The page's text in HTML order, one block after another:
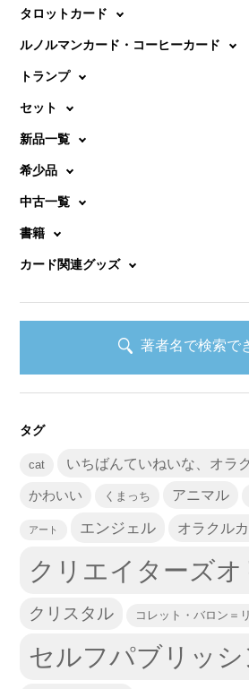
タロットカード
ルノルマンカード・コーヒーカード
トランプ
セット
新品一覧
希少品
中古一覧
書籍
カード関連グッズ
著者名で検索で
タグ
cat いちばんていねいな、オラ
かわいい くまっち アニマル
アート エンジェル オラクル
クリエイターズ
クリスタル コレット・バロン＝
セルフパブリッ